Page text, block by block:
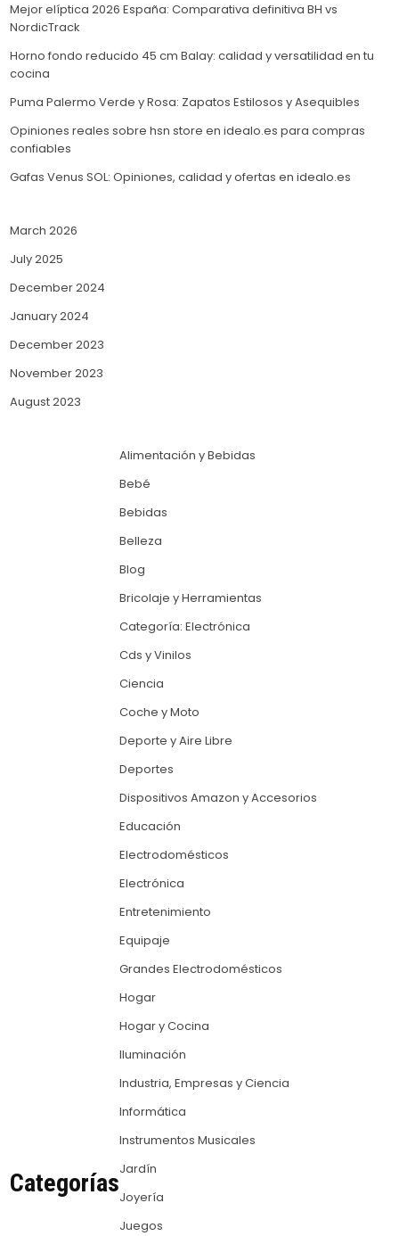
Mejor elíptica 2026 España: Comparativa definitiva BH vs
NordicTrack
Horno fondo reducido 45 cm Balay: calidad y versatilidad en tu
cocina
Puma Palermo Verde y Rosa: Zapatos Estilosos y Asequibles
Opiniones reales sobre hsn store en idealo.es para compras
confiables
Gafas Venus SOL: Opiniones, calidad y ofertas en idealo.es
March 2026
July 2025
December 2024
January 2024
December 2023
November 2023
August 2023
Categorías
Alimentación y Bebidas
Bebé
Bebidas
Belleza
Blog
Bricolaje y Herramientas
Categoría: Electrónica
Cds y Vinilos
Ciencia
Coche y Moto
Deporte y Aire Libre
Deportes
Dispositivos Amazon y Accesorios
Educación
Electrodomésticos
Electrónica
Entretenimiento
Equipaje
Grandes Electrodomésticos
Hogar
Hogar y Cocina
Iluminación
Industria, Empresas y Ciencia
Informática
Instrumentos Musicales
Jardín
Joyería
Juegos